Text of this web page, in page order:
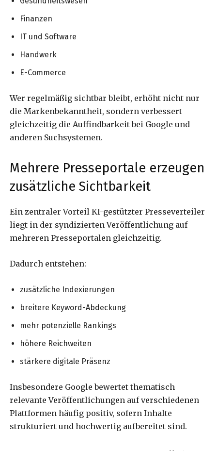
Finanzen
IT und Software
Handwerk
E-Commerce
Wer regelmäßig sichtbar bleibt, erhöht nicht nur
die Markenbekanntheit, sondern verbessert
gleichzeitig die Auffindbarkeit bei Google und
anderen Suchsystemen.
Mehrere Presseportale erzeugen
zusätzliche Sichtbarkeit
Ein zentraler Vorteil KI-gestützter Presseverteiler
liegt in der syndizierten Veröffentlichung auf
mehreren Presseportalen gleichzeitig.
Dadurch entstehen:
zusätzliche Indexierungen
breitere Keyword-Abdeckung
mehr potenzielle Rankings
höhere Reichweiten
stärkere digitale Präsenz
Insbesondere Google bewertet thematisch
relevante Veröffentlichungen auf verschiedenen
Plattformen häufig positiv, sofern Inhalte
strukturiert und hochwertig aufbereitet sind.